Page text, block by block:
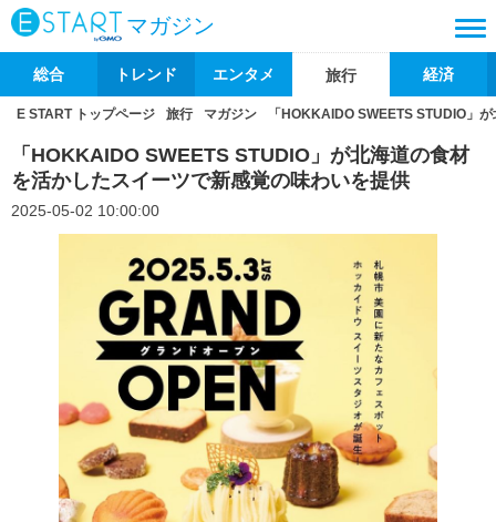
マガジン
総合 トレンド エンタメ 旅行 経済
E START トップページ 旅行 マガジン 「HOKKAIDO SWEETS STUDIO」
「HOKKAIDO SWEETS STUDIO」が北海道の食材
を活かしたスイーツで新感覚の味わいを提供
2025-05-02 10:00:00